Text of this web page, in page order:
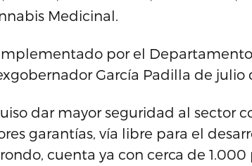
Medicinal.
por el
García Padilla de julio
dar mayor seguridad al sector
garantías, vía libre para el
cuenta ya con cerca de